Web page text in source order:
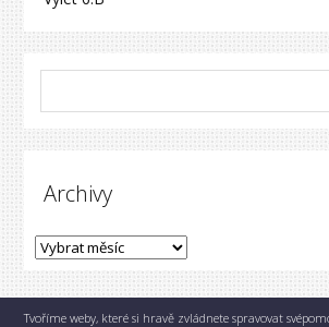
Archivy
Tvoříme weby, které si hravě zvládnete spravovat